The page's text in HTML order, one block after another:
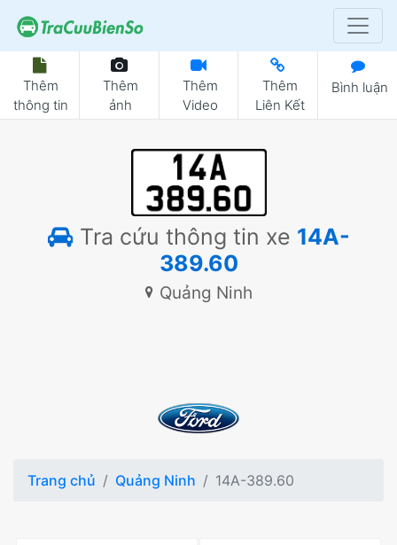
Thêm
thông tin
Thêm
ảnh
Thêm
Video
Thêm
Liên Kết
Bình luận
Tra cứu thông tin xe 14A-
389.60
Quảng Ninh
Trang chủ Quảng Ninh 14A-389.60